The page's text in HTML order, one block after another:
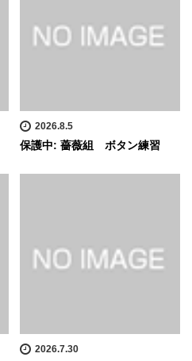
2026.8.5
保護中: 薔薇組 ボタン練習
2026.7.30